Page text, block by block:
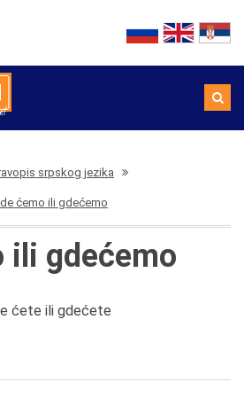
srpskog jezika
ćemo ili gdećemo
ili gdećemo
ćete ili gdećete